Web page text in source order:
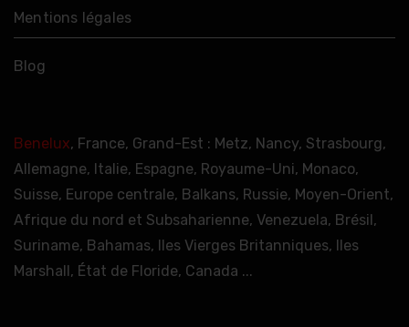
Mentions légales
Blog
Benelux, France, Grand-Est : Metz, Nancy, Strasbourg,
Allemagne, Italie, Espagne, Royaume-Uni, Monaco,
Suisse, Europe centrale, Balkans, Russie, Moyen-Orient,
Afrique du nord et Subsaharienne, Venezuela, Brésil,
Suriname, Bahamas, Iles Vierges Britanniques, Iles
Marshall, État de Floride, Canada ...